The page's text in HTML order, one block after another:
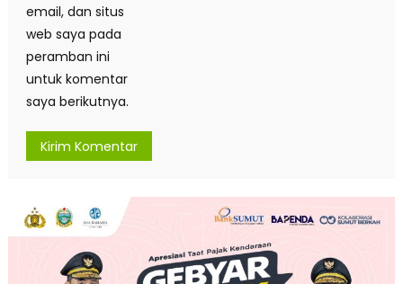
email, dan situs
web saya pada
peramban ini
untuk komentar
saya berikutnya.